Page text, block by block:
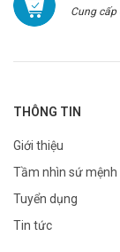
Cung
THÔNG TIN
Giới thiệu
Tầm nhìn sứ mệnh
Tuyển dụng
Tin tức